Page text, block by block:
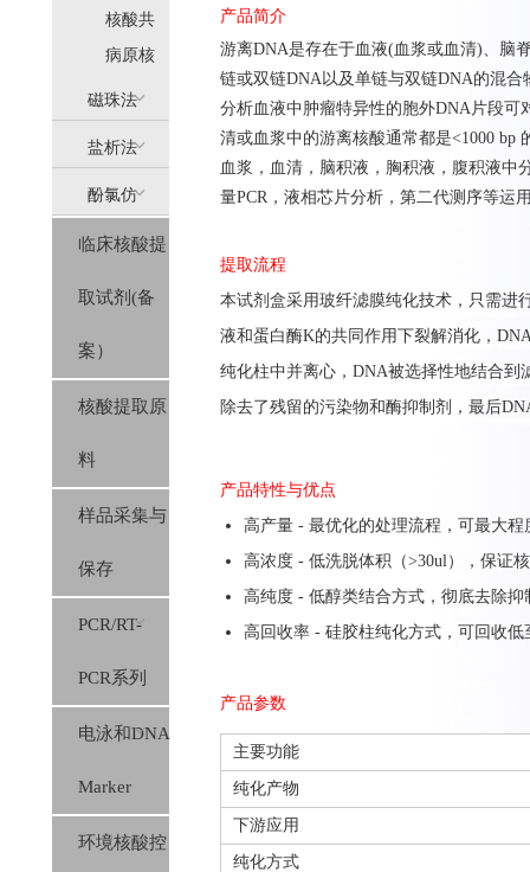
取
核酸共
提
(AllPure)
病原核
酸提取
磁珠法
(MagPure)
盐析法
(SolPure)
酚氯仿
(Trizol系
列）
临床核酸提
取试剂(备
案）
核酸提取原
料
样品采集与
保存
PCR/RT-
PCR系列
电泳和DNA
Marker
环境核酸控
产品简介
游离DNA是存在于血液(血浆或血清)、脑
链或双链DNA以及单链与双链DNA的混
分析血液中肿瘤特异性的胞外DNA片段
清或血浆中的游离核酸通常都是<1000 bp
血浆，血清，脑积液，胸积液，腹积液中
量PCR，液相芯片分析，第二代测序等运
提取流程
本试剂盒采用玻纤滤膜纯化技术，只需进
液和蛋白酶K的共同作用下裂解消化，
纯化柱中并离心， DNA被选择性地结合到
除去了残留的污染物和酶抑制剂， 最后
产品特性与优点
高产量 - 最优化的处理流程，可最大程
高浓度 - 低洗脱体积（>30ul），保证
高纯度 - 低醇类结合方式，彻底去除抑
高回收率 - 硅胶柱纯化方式，可回收低
产品参数
主要功能
纯化产物
下游应用
纯化方式